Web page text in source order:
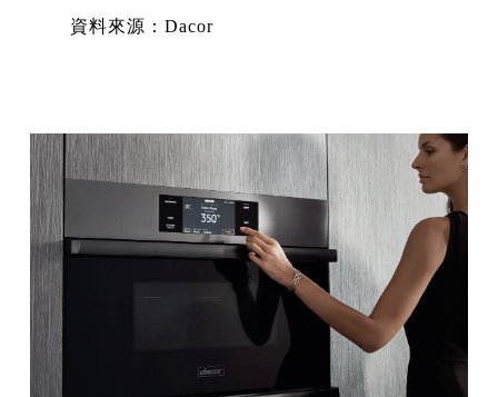
資料來源：Dacor